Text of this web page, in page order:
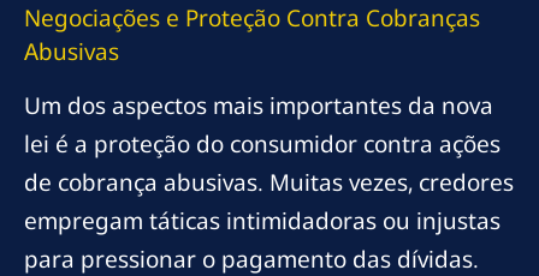
Negociações e Proteção Contra Cobranças
Abusivas
Um dos aspectos mais importantes da nova
lei é a proteção do consumidor contra ações
de cobrança abusivas. Muitas vezes, credores
empregam táticas intimidadoras ou injustas
para pressionar o pagamento das dívidas.